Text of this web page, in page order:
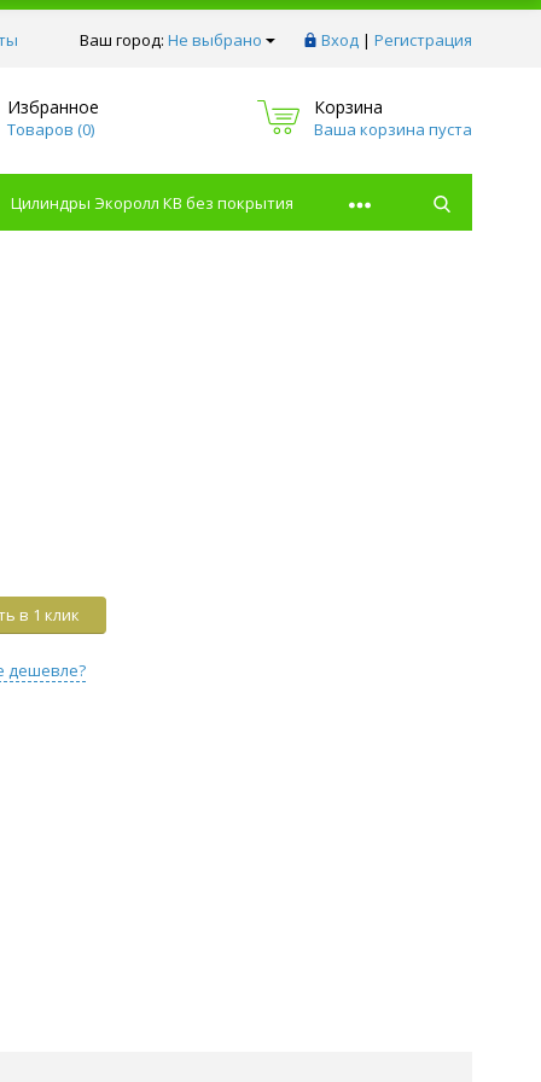
Ваш город: Не выбрано Вход | Регистрация
Избранное
Товаров (0)
Корзина
Ваша корзина пуста
Цилиндры Экоролл КВ без покрытия
в 1 клик
дешевле?